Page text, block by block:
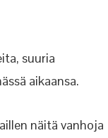
suuria
aikaansa.
näitä vanhoja